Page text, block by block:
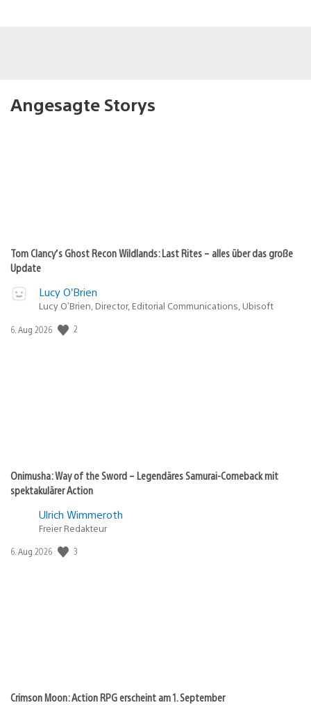
Angesagte Storys
Tom Clancy’s Ghost Recon Wildlands: Last Rites – alles über das große
Update
Lucy O’Brien
Lucy O’Brien, Director, Editorial Communications, Ubisoft
Veröffentlichungsdatum:
6. Aug 2026 2
Onimusha: Way of the Sword – Legendäres Samurai-Comeback mit
spektakulärer Action
Ulrich Wimmeroth
Freier Redakteur
Veröffentlichungsdatum:
6. Aug 2026 3
Crimson Moon: Action RPG erscheint am 1. September